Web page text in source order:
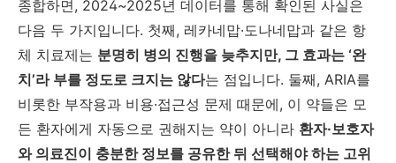
종합하면, 2024~2025년 데이터를 통해 확인된 사실은
다음 두 가지입니다. 첫째, 레카네맙·도나네맙과 같은 항
체 치료제는 분명히 병의 진행을 늦추지만, 그 효과는 ‘완
치’라 부를 정도로 크지는 않다는 점입니다. 둘째, ARIA를
비롯한 부작용과 비용·접근성 문제 때문에, 이 약들은 모
든 환자에게 자동으로 권해지는 약이 아니라 환자·보호자
와 의료진이 충분한 정보를 공유한 뒤 선택해야 하는 고위